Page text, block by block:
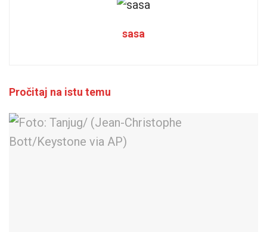
sasa
Pročitaj na istu temu